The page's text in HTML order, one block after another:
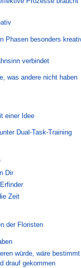
Phasen besonders
verbindet
was andere nicht haben
einer Idee
Dual-Task-Training
Dir
Zeit
der Floristen
würde, wäre bestimmt
drauf gekommen